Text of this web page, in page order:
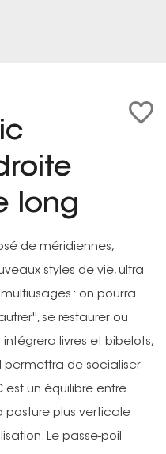
long
de méridiennes,
styles de vie, ultra
: on pourra
se restaurer ou
intégrera livres et bibelots,
permettra de socialiser
est un équilibre entre
posture plus verticale
Le passe-poil